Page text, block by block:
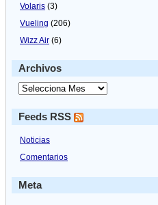
Volaris (3)
Vueling (206)
Wizz Air (6)
Archivos
Feeds RSS
Noticias
Comentarios
Meta